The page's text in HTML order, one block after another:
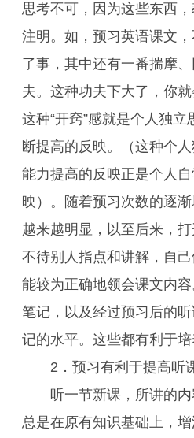
思考不可，因为这些东西
注明。如，预习英语课文
了事，其中还有一番揣摩
夫。这种功夫下大了，你就
这种“开窍”感就是个人独
断提高的反映。（这种个
能力提高的反映正是个人
映）。随着预习次数的逐
越来越明显，以至后来，打
不待别人指点和讲解，自
能较为正确地领会课文内
笔记，以及经过预习后的
记的水平。这些都有利于培
2．预习有利于提高听
听一节新课，所讲的内
总是在原有知识基础上，